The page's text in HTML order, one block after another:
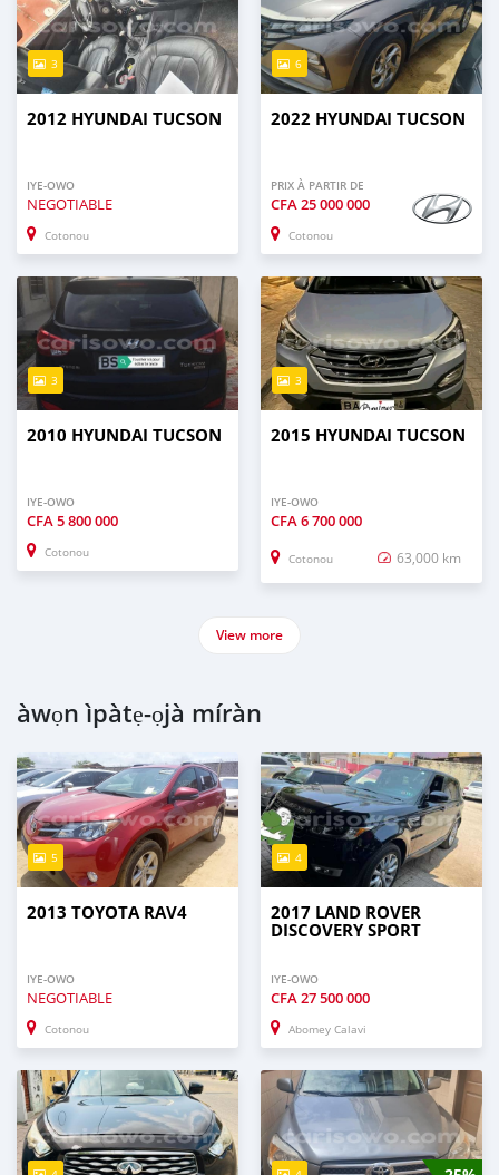
3
2012 HYUNDAI TUCSON
IYE-OWO
NEGOTIABLE
Cotonou
6
2022 HYUNDAI TUCSON
PRIX À PARTIR DE
CFA25 000 000
Cotonou
3
2010 HYUNDAI TUCSON
IYE-OWO
CFA5 800 000
Cotonou
3
2015 HYUNDAI TUCSON
IYE-OWO
CFA6 700 000
Cotonou 63,000 km
View more
àwọn ìpàtẹ-ọjà míràn
5
2013 TOYOTA RAV4
IYE-OWO
NEGOTIABLE
Cotonou
4
2017 LAND ROVER
DISCOVERY SPORT
IYE-OWO
CFA 27 500 000
Abomey Calavi